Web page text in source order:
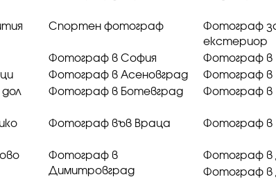
Спортен фотограф
Фотограф
екстериор
Фотограф в София
Фотограф в
Фотограф в Асеновград
Фотограф в
Фотограф в Ботевград Фотограф в
Фотограф във Враца Фотограф в
Фотограф в
Димитровград
Фотограф в
Фотограф в